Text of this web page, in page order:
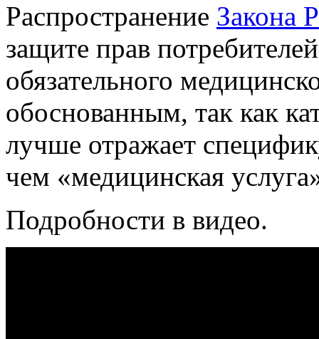
Распространение Закона
защите прав
обязательного
обоснованным, так как
лучше отражает
чем «медицинская
Подробности в видео.